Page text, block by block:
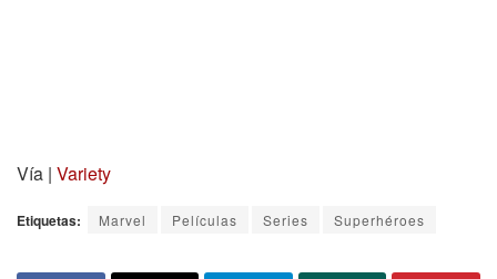
Vía | Variety
Etiquetas: Marvel Películas Series Superhéroes